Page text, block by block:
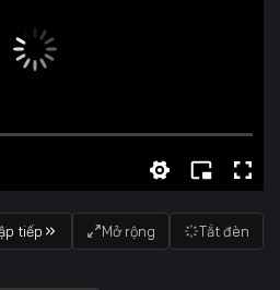
tiếp Mở rộng Tắt đèn